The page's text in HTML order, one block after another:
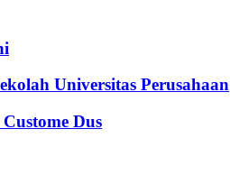
Universitas Perusahaan
Dus